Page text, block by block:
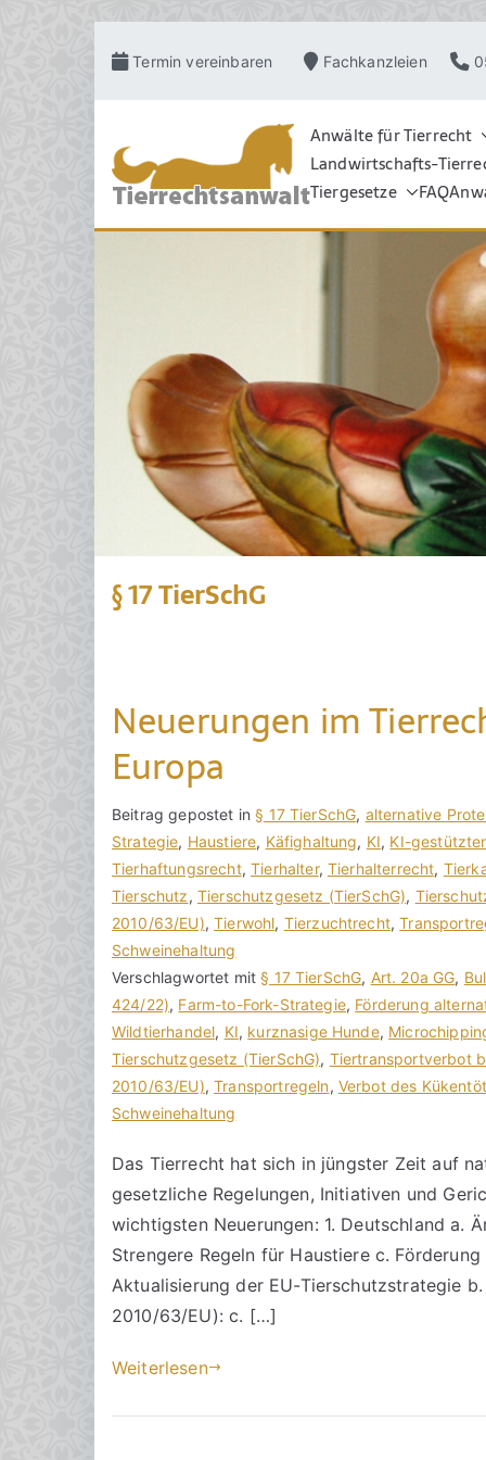
InhaltTermin vereinbaren Fachkanzleien
Pferderecht,
Grosstierrecht,
Schadensrecht,
Anwälte für Tierrecht
Landwirtschafts-
Tiergesetze
FAQ
§ 17 TierSchG
Neuerungen im
Europa
V
o
n
h
o
r
a
k
R
e
c
h
s
a
n
w
ä
e
B
e
i
t
r
a
g
v
e
r
ö
f
e
n
t
l
t
m
Beitrag gepostet in§ 17 TierSchG, alternative
Strategie, Haustiere, Käfighaltung, KI, KI-
Tierhaftungsrecht,Tierhalter, Tierhalterrecht,
Tierschutz, Tierschutzgesetz (TierSchG),
2010/63/EU),Tierwohl, Tierzuchtrecht,
Schweinehaltung
Verschlagwortet mit§ 17 TierSchG, Art. 20a GG,
424/22), Farm-to-Fork-Strategie, Förderung
Wildtierhandel, KI, kurznasige Hunde,
Tierschutzgesetz (TierSchG), Tiertransportverbot
2010/63/EU),Transportregeln, Verbot des
Schweinehaltung
K
e
i
n
e
K
o
m
m
e
n
t
r
e
zu
Neuerungen
im
Das Tierrecht hat sich in jüngster Zeit auf
gesetzliche Regelungen, Initiativen und
wichtigsten Neuerungen: 1. Deutschland a.
Strengere Regeln für Haustiere c.
Aktualisierung der EU-Tierschutzstrategie
2010/63/EU): c. […]
Weiterlesen